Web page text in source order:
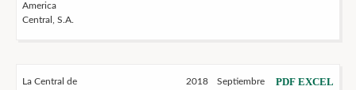
America
Central, S.A.
La Central de
2018 Septiembre PDF EXCEL